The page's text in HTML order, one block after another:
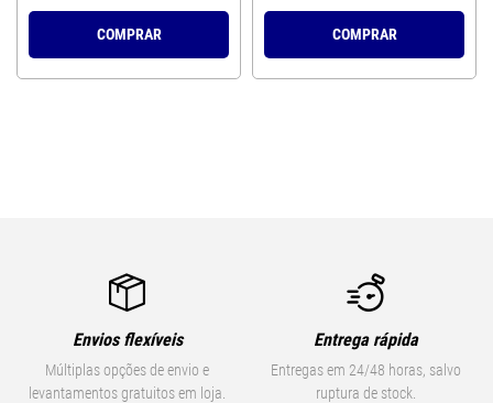
COMPRAR COMPRAR
Envios flexíveis
Múltiplas opções de envio e
levantamentos gratuitos em loja.
Entrega rápida
Entregas em 24/48 horas, salvo
ruptura de stock.